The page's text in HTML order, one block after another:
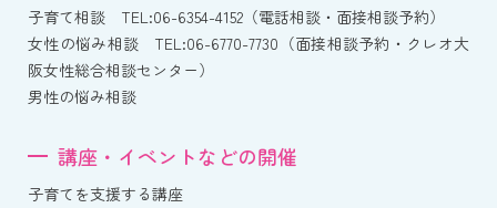
子育て相談 TEL:06-6354-4152（電話相談・面接相談予約）
女性の悩み相談 TEL:06-6770-7730（面接相談予約・クレオ大
阪女性総合相談センター）
男性の悩み相談
講座・イベントなどの開催
子育てを支援する講座